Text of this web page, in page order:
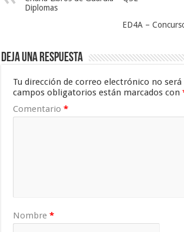
Diplomas
ED4A –
Deja una respuesta
Tu dirección de correo electrónico no será
campos obligatorios están marcados con
Comentario*
Nombre*